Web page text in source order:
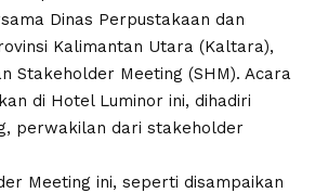
Dinas Perpustakaan dan
Kalimantan Utara (Kaltara),
Stakeholder Meeting (SHM). Acara
di Hotel Luminor ini, dihadiri
perwakilan dari stakeholder
Meeting ini, seperti disampaikan